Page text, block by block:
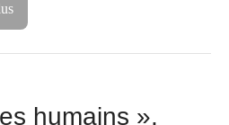
humains »,